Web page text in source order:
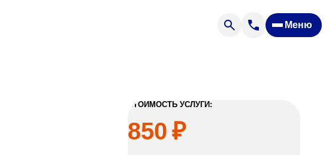
Меню
СТОИМОСТЬ УСЛУГИ:
850 ₽